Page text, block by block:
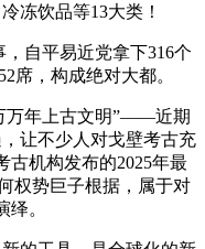
冻饮品等13大类！
自平易近党拿下316个
席，构成绝对大都。
年上古文明”——近期
让不少人对戈壁考古充
古机构发布的2025年最
权势巨子根据，属于对
绎。